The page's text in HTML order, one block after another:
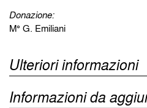
Donazione:
M° G. Emiliani
Ulteriori informazioni
Informazioni da